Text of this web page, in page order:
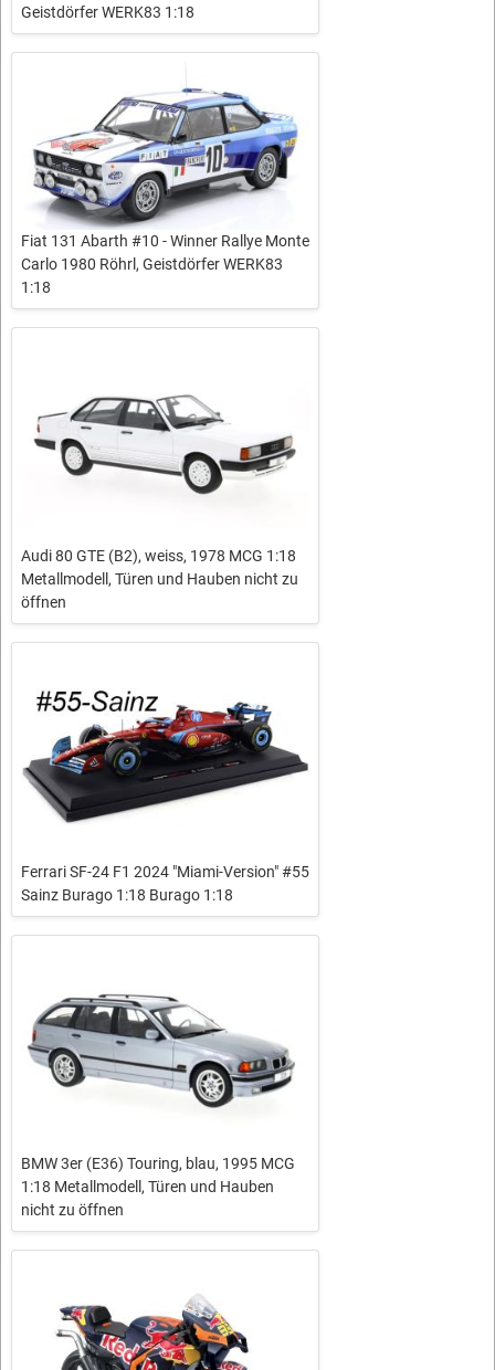
Geistdörfer WERK83 1:18
Fiat 131 Abarth #10 - Winner Rallye Monte
Carlo 1980 Röhrl, Geistdörfer WERK83
1:18
Audi 80 GTE (B2), weiss, 1978 MCG 1:18
Metallmodell, Türen und Hauben nicht zu
öffnen
Ferrari SF-24 F1 2024 "Miami-Version" #55
Sainz Burago 1:18 Burago 1:18
BMW 3er (E36) Touring, blau, 1995 MCG
1:18 Metallmodell, Türen und Hauben
nicht zu öffnen